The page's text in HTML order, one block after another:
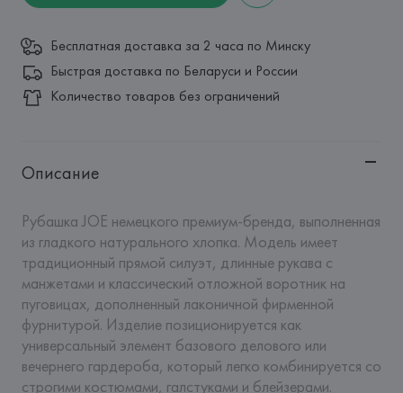
Бесплатная доставка за 2 часа по Минску
Быстрая доставка по Беларуси и России
Количество товаров без ограничений
Описание
Рубашка JOE немецкого премиум-бренда, выполненная
из гладкого натурального хлопка. Модель имеет
традиционный прямой силуэт, длинные рукава с
манжетами и классический отложной воротник на
пуговицах, дополненный лаконичной фирменной
фурнитурой. Изделие позиционируется как
универсальный элемент базового делового или
вечернего гардероба, который легко комбинируется со
строгими костюмами, галстуками и блейзерами.